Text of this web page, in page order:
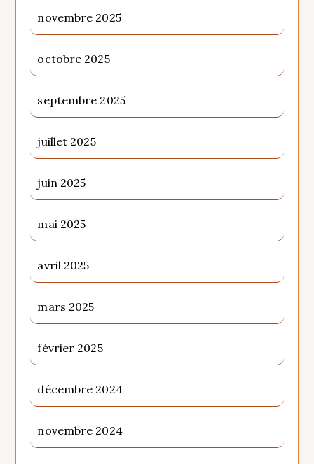
novembre 2025
octobre 2025
septembre 2025
juillet 2025
juin 2025
mai 2025
avril 2025
mars 2025
février 2025
décembre 2024
novembre 2024